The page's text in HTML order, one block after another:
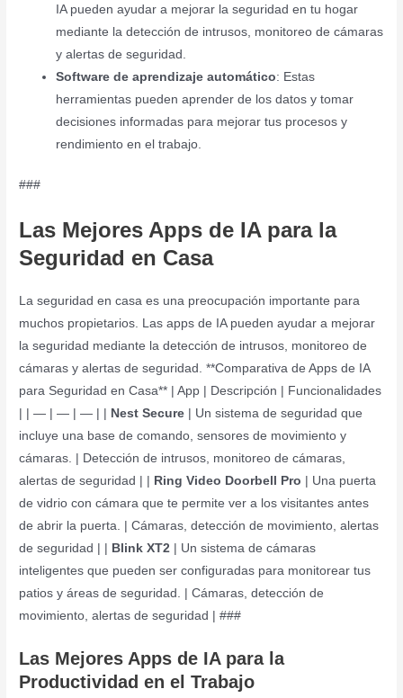
IA pueden ayudar a mejorar la seguridad en tu hogar
mediante la detección de intrusos, monitoreo de cámaras
y alertas de seguridad.
Software de aprendizaje automático: Estas
herramientas pueden aprender de los datos y tomar
decisiones informadas para mejorar tus procesos y
rendimiento en el trabajo.
###
Las Mejores Apps de IA para la
Seguridad en Casa
La seguridad en casa es una preocupación importante para
muchos propietarios. Las apps de IA pueden ayudar a mejorar
la seguridad mediante la detección de intrusos, monitoreo de
cámaras y alertas de seguridad. **Comparativa de Apps de IA
para Seguridad en Casa** | App | Descripción | Funcionalidades
| | — | — | — | |
Nest Secure | Un sistema de seguridad que
incluye una base de comando, sensores de movimiento y
cámaras. | Detección de intrusos, monitoreo de cámaras,
alertas de seguridad | |
Ring Video Doorbell Pro | Una puerta
de vidrio con cámara que te permite ver a los visitantes antes
de abrir la puerta. | Cámaras, detección de movimiento, alertas
de seguridad | |
Blink XT2 | Un sistema de cámaras
inteligentes que pueden ser configuradas para monitorear tus
patios y áreas de seguridad. | Cámaras, detección de
movimiento, alertas de seguridad | ###
Las Mejores Apps de IA para la
Productividad en el Trabajo